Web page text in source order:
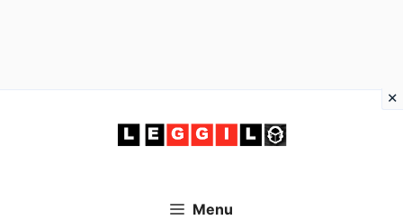
Menu